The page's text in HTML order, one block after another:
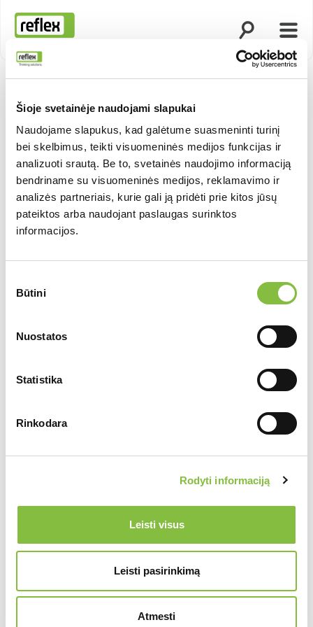
Šioje svetainėje naudojami slapukai
Naudojame slapukus, kad galėtume suasmeninti turinį
bei skelbimus, teikti visuomeninės medijos funkcijas ir
analizuoti srautą. Be to, svetainės naudojimo informaciją
bendriname su visuomeninės medijos, reklamavimo ir
analizės partneriais, kurie gali ją pridėti prie kitos jūsų
pateiktos arba naudojant paslaugas surinktos
informacijos.
pasirinkimas
Būtini
Nuostatos
Statistika
Rinkodara
Rodyti informaciją
Leisti visus
Leisti pasirinkimą
Atmesti
Pradžios tinklapis
Atidaryti